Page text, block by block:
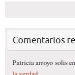
Comentarios
Patricia arroyo solisen